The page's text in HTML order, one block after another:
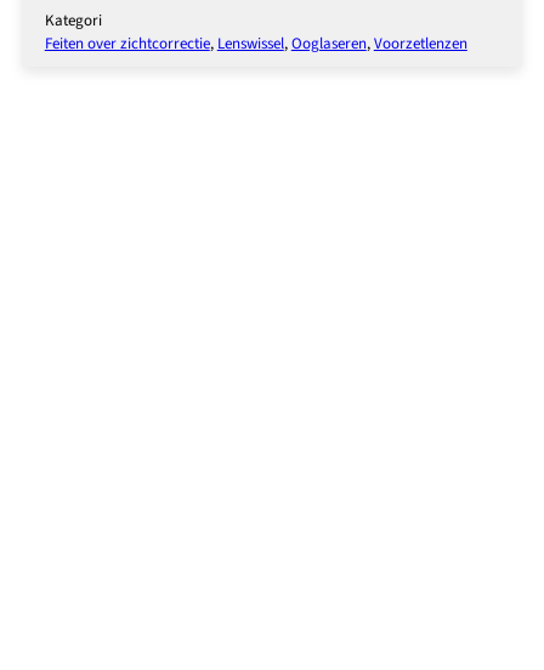
over
Kategori
Feiten over zichtcorrectie, Lenswissel, Ooglaseren, Voorzetlenzen